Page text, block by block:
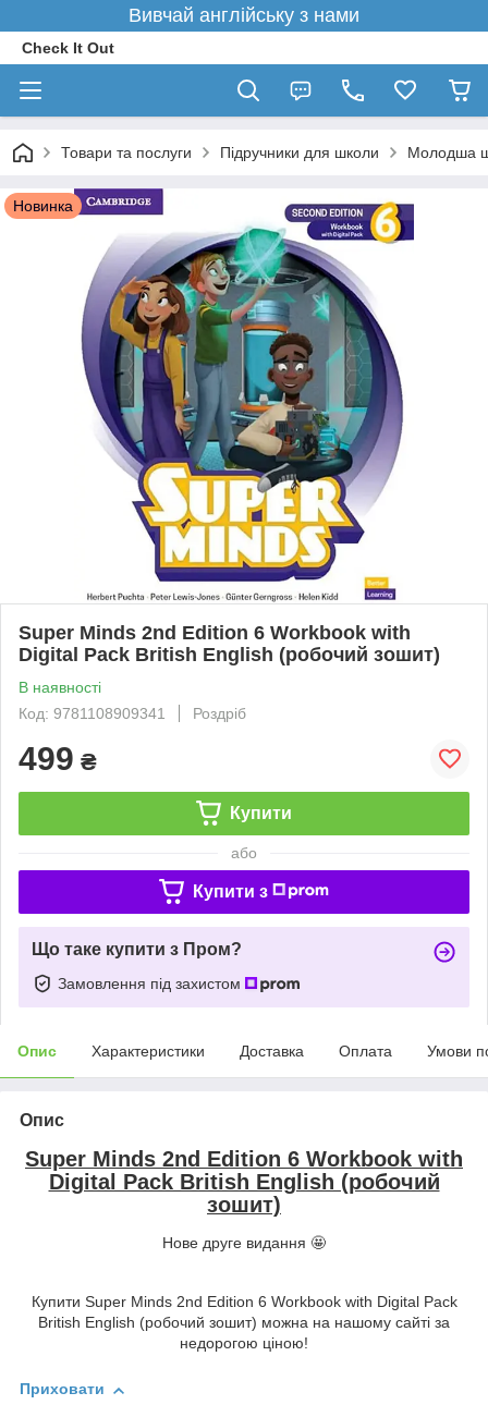
Вивчай англійську з нами
Check It Out
Товари та послуги Підручники для школи Молодша
Новинка
Super Minds 2nd Edition 6 Workbook with
Digital Pack British English (робочий зошит)
В наявності
Код: 9781108909341
Роздріб
499 ₴
Купити
або
Купити з
Що таке купити з Пром?
Замовлення під захистом
Опис Характеристики Доставка Оплата Умови
Опис
Super Minds 2nd Edition 6 Workbook with
Digital Pack British English (робочий
зошит)
Нове друге видання 🤩
Купити Super Minds 2nd Edition 6 Workbook with Digital Pack
British English (робочий зошит) можна на нашому сайті за
недорогою ціною!
Приховати